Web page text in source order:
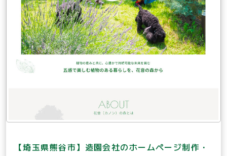
【埼玉県熊谷市】造園会社のホームページ制作・